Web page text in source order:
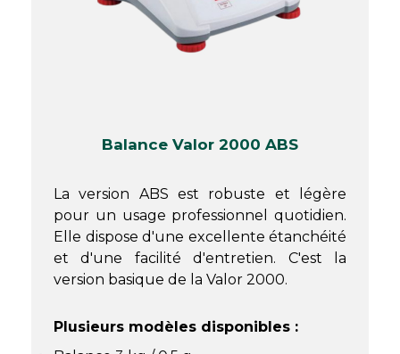
Balance Valor 2000 ABS
La version ABS est robuste et légère
pour un usage professionnel quotidien.
Elle dispose d'une excellente étanchéité
et d'une facilité d'entretien. C'est la
version basique de la Valor 2000.
Plusieurs modèles disponibles :